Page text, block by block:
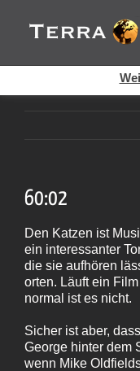
Inhalt
springen
60:02
Den Katzen ist
ein interessanter
die sie aufhören
orten. Läuft ein
normal ist es nicht.
Sicher ist aber,
George hinter dem
wenn Mike
Cookies helfen auf
Dienste. Durch die